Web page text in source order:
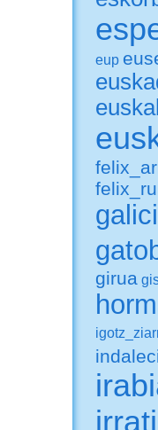
eup
girua